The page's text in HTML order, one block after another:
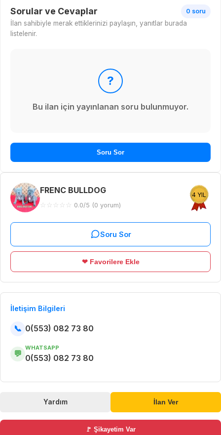
Sorular ve Cevaplar 0 soru
İlan sahibiyle merak ettiklerinizi paylaşın, yanıtlar burada
listelenir.
?
Bu ilan için yayınlanan soru bulunmuyor.
Soru Sor
FRENC BULLDOG
☆ ☆ ☆ ☆ ☆ 0.0/5 (0 yorum)
4 YIL
Soru Sor
❤ Favorilere Ekle
İletişim Bilgileri
📞 0(553) 082 73 80
💬
WHATSAPP
0(553) 082 73 80
Yardım İlan Ver
🚩 Şikayetim Var